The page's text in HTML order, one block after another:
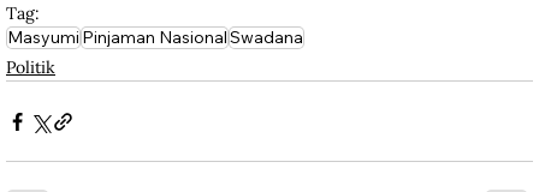
Tag:
MasyumiPinjaman NasionalSwadana
Politik